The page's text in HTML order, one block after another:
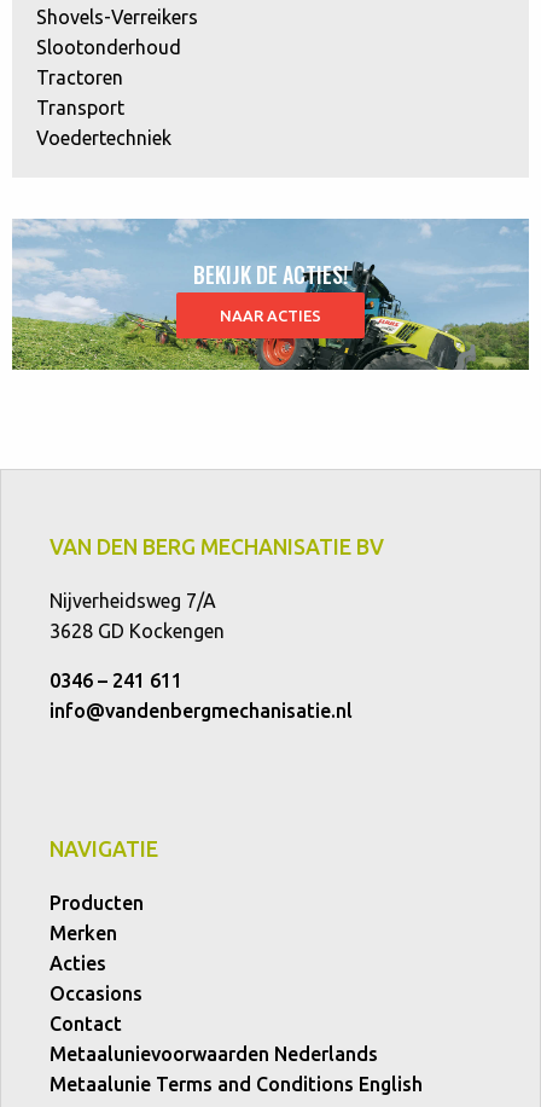
Shovels-Verreikers
Slootonderhoud
Tractoren
Transport
Voedertechniek
BEKIJK DE ACTIES!
NAAR ACTIES
VAN DEN BERG MECHANISATIE BV
Nijverheidsweg 7/A
3628 GD Kockengen
0346 – 241 611
info@vandenbergmechanisatie.nl
NAVIGATIE
Producten
Merken
Acties
Occasions
Contact
Metaalunievoorwaarden Nederlands
Metaalunie Terms and Conditions English